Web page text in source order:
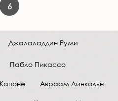
6
Джалаладдин Руми
Пабло Пикассо
Авраам Линкольн